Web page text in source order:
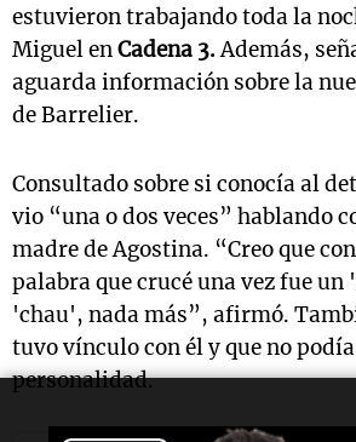
estuvieron trabajando toda la
Miguel enCadena 3.Además,
aguarda información sobre la
de Barrelier.
Consultado sobre si conocía al
vio “una o dos veces” hablando
madre de Agostina. “Creo que
palabra que crucé una vez fue un
'chau', nada más”, afirmó.
tuvo vínculo con él y que no
personalidad.